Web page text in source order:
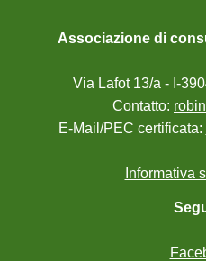
Associazione di
Via Lafot 13/a - I-
Contatto:
E-Mail/PEC certificata:
Informativa